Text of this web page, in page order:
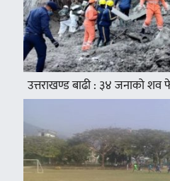
उत्तराखण्ड बाढी : ३४ जनाको शव